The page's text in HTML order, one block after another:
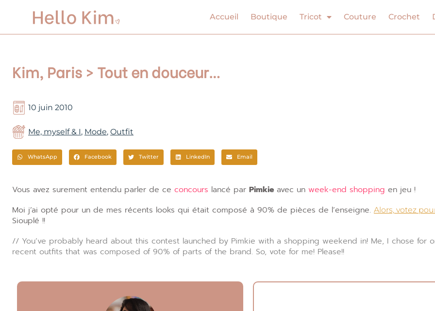
Accueil Boutique Tricot Couture Crochet
Kim, Paris > Tout en douceur…
10 juin 2010
Me, myself & I, Mode, Outfit
WhatsApp Facebook Twitter LinkedIn Email
Vous avez surement entendu parler de ce concours lancé par Pimkie avec un week-end shopping en jeu !
Moi j’ai opté pour un de mes récents looks qui était composé à 90% de pièces de l’enseigne. Alors, votez
Siouplé !!
// You’ve probably heard about this contest launched by Pimkie with a shopping weekend in! Me, I chose for
recent outfits that was composed of 90% of parts of the brand. So, vote for me! Please!!